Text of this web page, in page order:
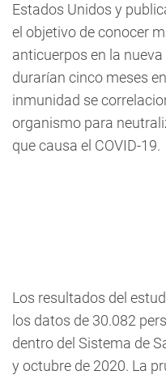
Estados Unidos y
el objetivo de conocer
anticuerpos en la
durarían cinco meses
inmunidad se
organismo para
que causa el COVID-19.
Los resultados del
los datos de 30.082
dentro del Sistema de
y octubre de 2020. La